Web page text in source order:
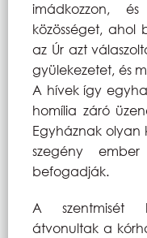
imádkozzon,
közösséget, ahol
az Úr azt
gyülekezetet, és
A hívek így
homília záró
Egyháznak olyan
szegény
befogadják.
A szentmisét
átvonultak a